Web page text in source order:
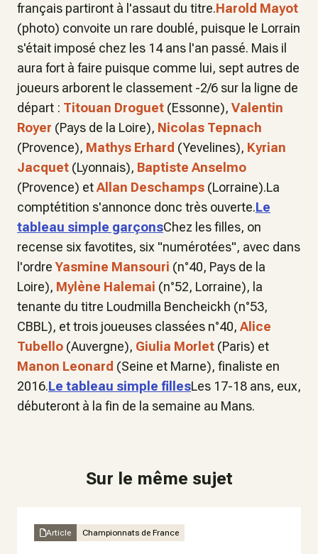
français partiront à l'assaut du titre.Harold Mayot
(photo) convoite un rare doublé, puisque le Lorrain
s'était imposé chez les 14 ans l'an passé. Mais il
aura fort à faire puisque comme lui, sept autres de
joueurs arborent le classement -2/6 sur la ligne de
départ : Titouan Droguet (Essonne), Valentin
Royer (Pays de la Loire), Nicolas Tepnach
(Provence), Mathys Erhard (Yevelines), Kyrian
Jacquet (Lyonnais), Baptiste Anselmo
(Provence) etAllan Deschamps (Lorraine).La
comptétition s'annonce donc très ouverte.Le
tableau simple garçonsChez les filles, on
recense six favotites, six "numérotées", avec dans
l'ordreYasmine Mansouri (n°40, Pays de la
Loire), Mylène Halemai (n°52, Lorraine), la
tenante du titre Loudmilla Bencheickh (n°53,
CBBL), et trois joueuses classées n°40, Alice
Tubello (Auvergne), Giulia Morlet (Paris) et
Manon Leonard (Seine et Marne), finaliste en
2016.Le tableau simple fillesLes 17-18 ans, eux,
débuteront à la fin de la semaine au Mans.
Sur le même sujet
Article Championnats de France